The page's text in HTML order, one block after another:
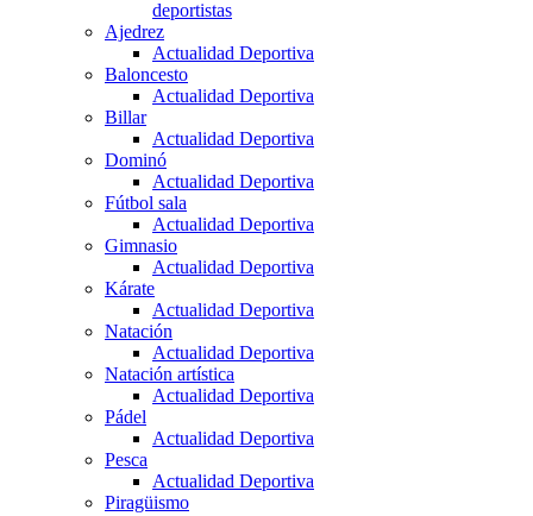
deportistas
Ajedrez
Actualidad Deportiva
Baloncesto
Actualidad Deportiva
Billar
Actualidad Deportiva
Dominó
Actualidad Deportiva
Fútbol sala
Actualidad Deportiva
Gimnasio
Actualidad Deportiva
Kárate
Actualidad Deportiva
Natación
Actualidad Deportiva
Natación artística
Actualidad Deportiva
Pádel
Actualidad Deportiva
Pesca
Actualidad Deportiva
Piragüismo